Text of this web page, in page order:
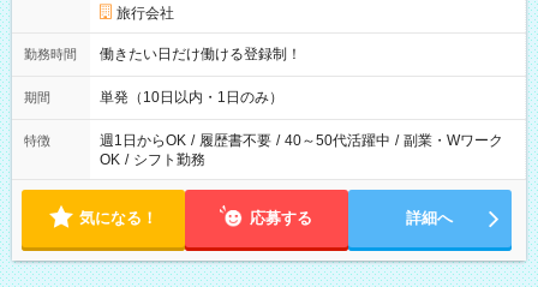
旅行会社
勤務時間 働きたい日だけ働ける登録制！
期間 単発（10日以内・1日のみ）
特徴 週1日からOK / 履歴書不要 / 40～50代活躍中 / 副業・Wワーク
OK / シフト勤務
気になる！ 応募する 詳細へ